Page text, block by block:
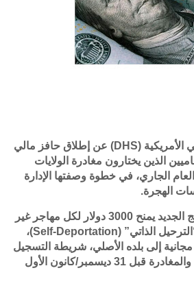
علنت وزارة الأمن الداخلي الأمريكية (DHS) عن إطلاق حافز مالي
الذين يختارون مغادرة الولايات
الجاري، في خطوة وصفتها الإدارة
الهجرة.
وقالت الوزارة إن البرنامج الجديد يمنح 3000 دولار لكل مهاجر غير
نظامي يقرر ما يُعرف بـ“الترحيل الذاتي” (Self-Deportation)،
إلى بلده الأصلي، شريطة التسجيل
عبر تطبيق CBP Home والمغادرة قبل 31 ديسمبر/كانون الأول